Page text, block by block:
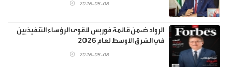
2026-08-08
الرواد ضمن قائمة فوربس لأقوى الرؤساء التنفيذيين
في الشرق الأوسط لعام 2026
2026-08-08